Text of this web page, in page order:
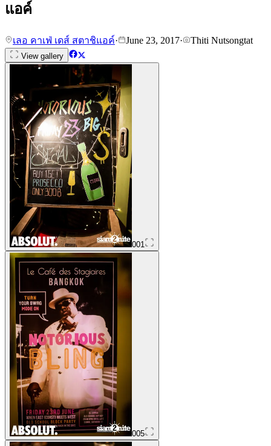
แอค์
เลอ คาเฟ่ เดส์ สตาชิแอค์· June 23, 2017· Thiti Nutsongtat
View gallery
001
005